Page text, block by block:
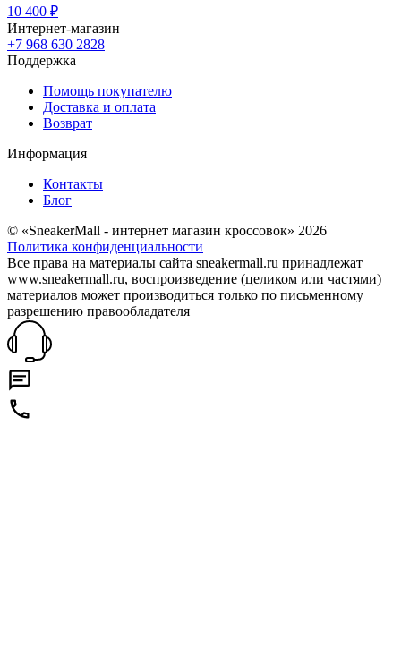
10 400 ₽
Интернет-магазин
+7 968 630 2828
Поддержка
Помощь покупателю
Доставка и оплата
Возврат
Информация
Контакты
Блог
© «SneakerMall - интернет магазин кроссовок» 2026
Политика конфиденциальности
Все права на материалы сайта sneakermall.ru принадлежат
www.sneakermall.ru, воспроизведение (целиком или частями)
материалов может производиться только по письменному
разрешению правообладателя